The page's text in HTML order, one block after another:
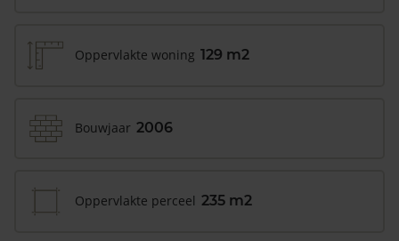
Oppervlakte woning 129 m2
Bouwjaar 2006
Oppervlakte perceel 235 m2